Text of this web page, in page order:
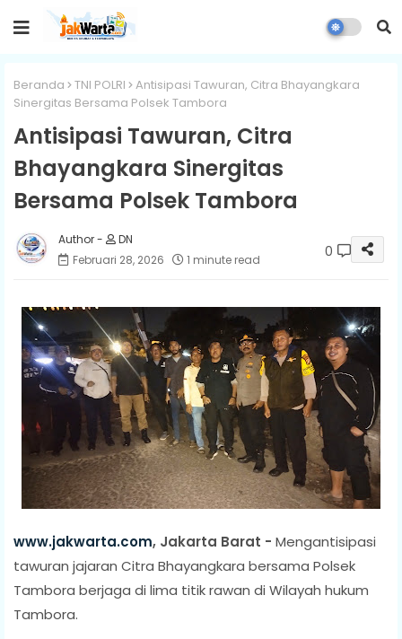
Beranda TNI POLRI
Antisipasi Tawuran, Citra Bhayangkara
Sinergitas Bersama Polsek Tambora
Antisipasi Tawuran, Citra
Bhayangkara Sinergitas
Bersama Polsek Tambora
DN
Februari 28, 2026
1 minute read 0
www.jakwarta.com, Jakarta Barat - Mengantisipasi
tawuran jajaran Citra Bhayangkara bersama Polsek
Tambora berjaga di lima titik rawan di Wilayah hukum
Tambora.